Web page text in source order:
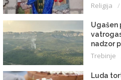
Religija
Ugašen
nadzor
Trebinje
Luda